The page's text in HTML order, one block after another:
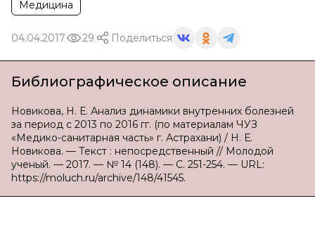
Медицина
04.04.2017 29 Поделиться
Библиографическое описание
Новикова, Н. Е. Анализ динамики внутренних болезней
за период с 2013 по 2016 гг. (по материалам ЧУЗ
«Медико-санитарная часть» г. Астрахани) / Н. Е.
Новикова. — Текст : непосредственный // Молодой
ученый. — 2017. — № 14 (148). — С. 251-254. — URL:
https://moluch.ru/archive/148/41545.